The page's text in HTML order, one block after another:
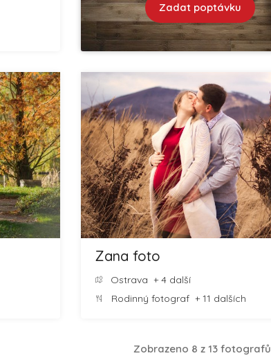
Zadat poptávku
Zana foto
Ostrava + 4 další
Rodinný fotograf + 11 dalších
Zobrazeno 8 z 13 fotografů